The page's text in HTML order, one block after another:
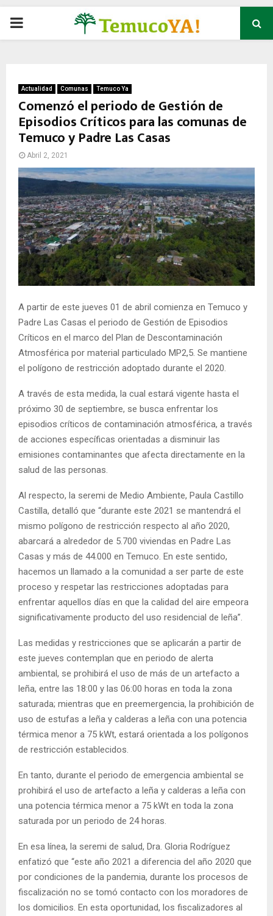
P
M
A
R
Y
M
E
N
U
Actualidad Comunas Temuco Ya
Comenzó el periodo de Gestión de
Episodios Críticos para las comunas de
Temuco y Padre Las Casas
Abril 2, 2021
A partir de este jueves 01 de abril comienza en Temuco y
Padre Las Casas el periodo de Gestión de Episodios
Críticos en el marco del Plan de Descontaminación
Atmosférica por material particulado MP2,5. Se mantiene
el polígono de restricción adoptado durante el 2020.
A través de esta medida, la cual estará vigente hasta el
próximo 30 de septiembre, se busca enfrentar los
episodios críticos de contaminación atmosférica, a través
de acciones específicas orientadas a disminuir las
emisiones contaminantes que afecta directamente en la
salud de las personas.
Al respecto, la seremi de Medio Ambiente, Paula Castillo
Castilla, detalló que “durante este 2021 se mantendrá el
mismo polígono de restricción respecto al año 2020,
abarcará a alrededor de 5.700 viviendas en Padre Las
Casas y más de 44.000 en Temuco. En este sentido,
hacemos un llamado a la comunidad a ser parte de este
proceso y respetar las restricciones adoptadas para
enfrentar aquellos días en que la calidad del aire empeora
significativamente producto del uso residencial de leña”.
Las medidas y restricciones que se aplicarán a partir de
este jueves contemplan que en periodo de alerta
ambiental, se prohibirá el uso de más de un artefacto a
leña, entre las 18:00 y las 06:00 horas en toda la zona
saturada; mientras que en preemergencia, la prohibición de
uso de estufas a leña y calderas a leña con una potencia
térmica menor a 75 kWt, estará orientada a los polígonos
de restricción establecidos.
En tanto, durante el periodo de emergencia ambiental se
prohibirá el uso de artefacto a leña y calderas a leña con
una potencia térmica menor a 75 kWt en toda la zona
saturada por un periodo de 24 horas.
En esa línea, la seremi de salud, Dra. Gloria Rodríguez
enfatizó que “este año 2021 a diferencia del año 2020 que
por condiciones de la pandemia, durante los procesos de
fiscalización no se tomó contacto con los moradores de
los domicilios. En esta oportunidad, los fiscalizadores al